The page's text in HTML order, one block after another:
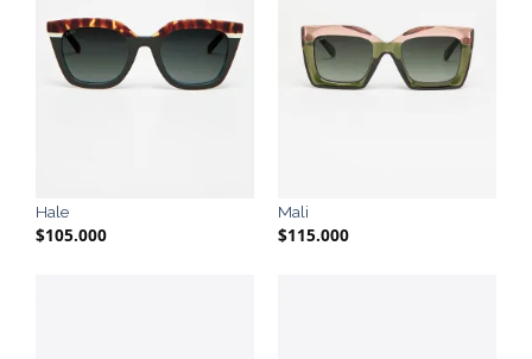
Hale
$105.000
Mali
$115.000